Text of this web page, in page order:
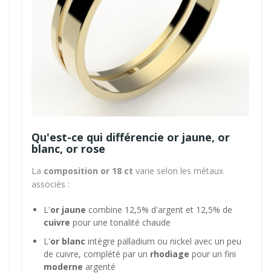
Qu'est-ce qui différencie or jaune, or
blanc, or rose
La composition or 18 ct varie selon les métaux
associés :
L'or jaune combine 12,5% d'argent et 12,5% de
cuivre pour une tonalité chaude
L'or blanc intègre palladium ou nickel avec un peu
de cuivre, complété par un rhodiage pour un fini
moderne argenté